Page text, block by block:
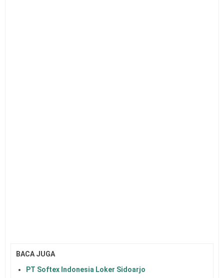
BACA JUGA
PT Softex Indonesia Loker Sidoarjo